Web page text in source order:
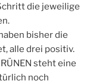
die jeweilige
bisher die
alle drei positiv.
steht eine
noch